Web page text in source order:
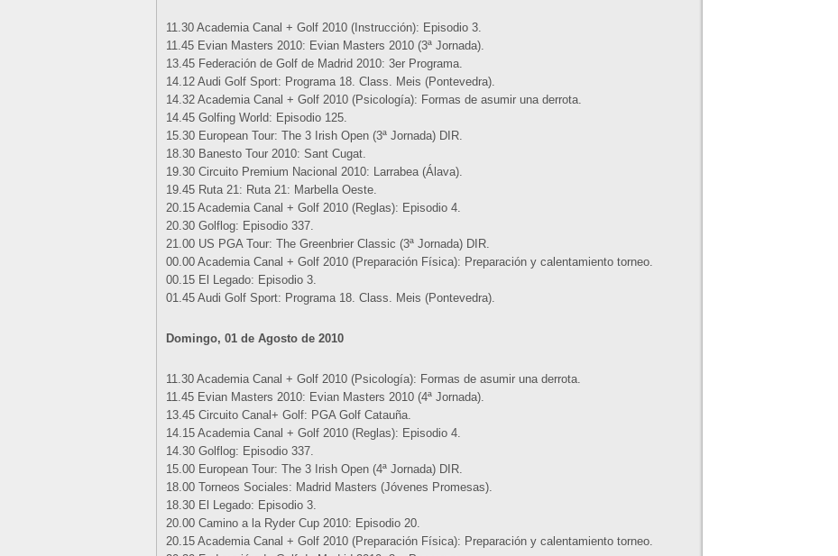
11.30 Academia Canal + Golf 2010 (Instrucción): Episodio 3.
11.45 Evian Masters 2010: Evian Masters 2010 (3ª Jornada).
13.45 Federación de Golf de Madrid 2010: 3er Programa.
14.12 Audi Golf Sport: Programa 18. Class. Meis (Pontevedra).
14.32 Academia Canal + Golf 2010 (Psicología): Formas de asumir una derrota.
14.45 Golfing World: Episodio 125.
15.30 European Tour: The 3 Irish Open (3ª Jornada) DIR.
18.30 Banesto Tour 2010: Sant Cugat.
19.30 Circuito Premium Nacional 2010: Larrabea (Álava).
19.45 Ruta 21: Ruta 21: Marbella Oeste.
20.15 Academia Canal + Golf 2010 (Reglas): Episodio 4.
20.30 Golflog: Episodio 337.
21.00 US PGA Tour: The Greenbrier Classic (3ª Jornada) DIR.
00.00 Academia Canal + Golf 2010 (Preparación Física): Preparación y calentamiento torneo.
00.15 El Legado: Episodio 3.
01.45 Audi Golf Sport: Programa 18. Class. Meis (Pontevedra).
Domingo, 01 de Agosto de 2010
11.30 Academia Canal + Golf 2010 (Psicología): Formas de asumir una derrota.
11.45 Evian Masters 2010: Evian Masters 2010 (4ª Jornada).
13.45 Circuito Canal+ Golf: PGA Golf Catauña.
14.15 Academia Canal + Golf 2010 (Reglas): Episodio 4.
14.30 Golflog: Episodio 337.
15.00 European Tour: The 3 Irish Open (4ª Jornada) DIR.
18.00 Torneos Sociales: Madrid Masters (Jóvenes Promesas).
18.30 El Legado: Episodio 3.
20.00 Camino a la Ryder Cup 2010: Episodio 20.
20.15 Academia Canal + Golf 2010 (Preparación Física): Preparación y calentamiento torneo.